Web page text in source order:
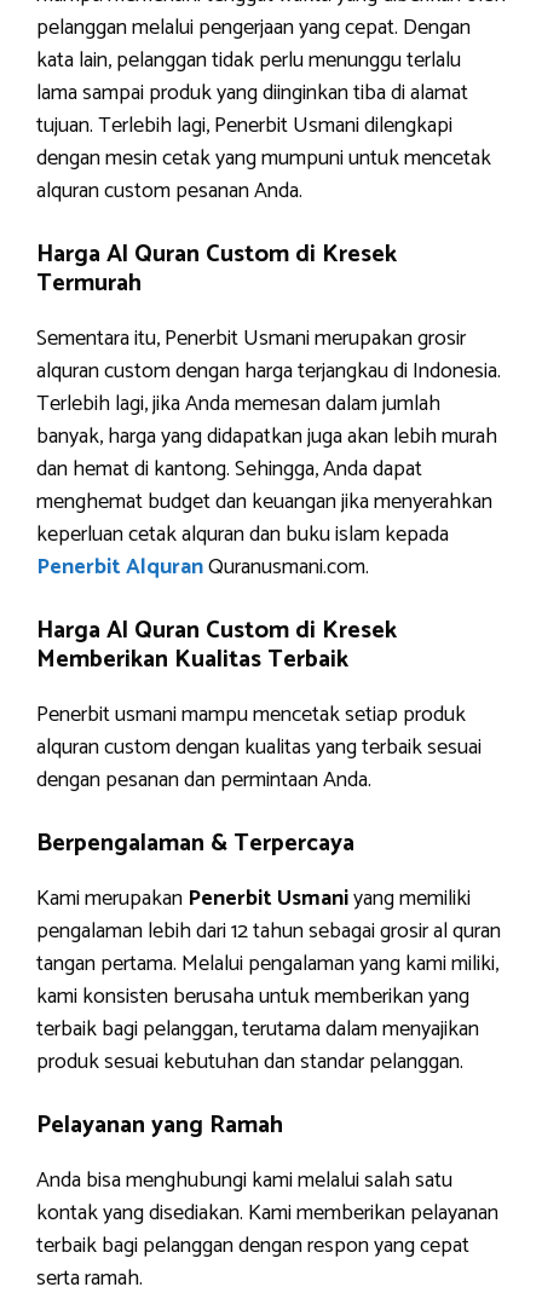
pelanggan melalui pengerjaan yang cepat. Dengan
kata lain, pelanggan tidak perlu menunggu terlalu
lama sampai produk yang diinginkan tiba di alamat
tujuan. Terlebih lagi, Penerbit Usmani dilengkapi
dengan mesin cetak yang mumpuni untuk mencetak
alquran custom pesanan Anda.
Harga Al Quran Custom di Kresek
Termurah
Sementara itu, Penerbit Usmani merupakan grosir
alquran custom dengan harga terjangkau di Indonesia.
Terlebih lagi, jika Anda memesan dalam jumlah
banyak, harga yang didapatkan juga akan lebih murah
dan hemat di kantong. Sehingga, Anda dapat
menghemat budget dan keuangan jika menyerahkan
keperluan cetak alquran dan buku islam kepada
Penerbit AlquranQuranusmani.com.
Harga Al Quran Custom di Kresek
Memberikan Kualitas Terbaik
Penerbit usmani mampu mencetak setiap produk
alquran custom dengan kualitas yang terbaik sesuai
dengan pesanan dan permintaan Anda.
Berpengalaman & Terpercaya
Kami merupakan Penerbit Usmaniyang memiliki
pengalaman lebih dari 12 tahun sebagai grosir al quran
tangan pertama. Melalui pengalaman yang kami miliki,
kami konsisten berusaha untuk memberikan yang
terbaik bagi pelanggan, terutama dalam menyajikan
produk sesuai kebutuhan dan standar pelanggan.
Pelayanan yang Ramah
Anda bisa menghubungi kami melalui salah satu
kontak yang disediakan. Kami memberikan pelayanan
terbaik bagi pelanggan dengan respon yang cepat
serta ramah.